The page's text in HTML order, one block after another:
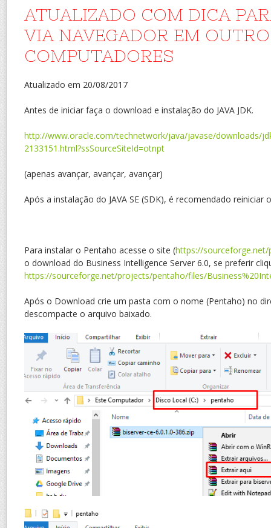
ATUALIZADO COM DICA
VIA NAVEGADOR EM
COMPUTADORES
Atualizado em 20/08/2017
Antes de iniciar faça o download e instalação do JAVA JDK.
http://www.oracle.com/technetwork/java/javase/downloads/
2133151.html?ssSourceSiteId=otnpt
(apenas avançar, avançar, avançar)
Após a instalação do JAVA SE (SDK), é recomendado reiniciar
Para instalar o Pentaho acesse o site (https://
o download do Business Intelligence Server 6.0, se preferir
https://sourceforge.net/projects/pentaho/files/
Após o Download crie um pasta com o nome (Pentaho) no
descompacte o arquivo baixado.